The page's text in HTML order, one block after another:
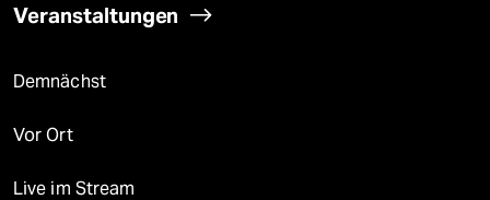
Veranstaltungen
Demnächst
Vor Ort
Live im Stream